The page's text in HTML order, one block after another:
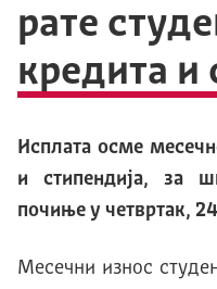
рате
кредита и
Исплата осме
и стипендија, за
почиње у четвртак,
Месечни износ